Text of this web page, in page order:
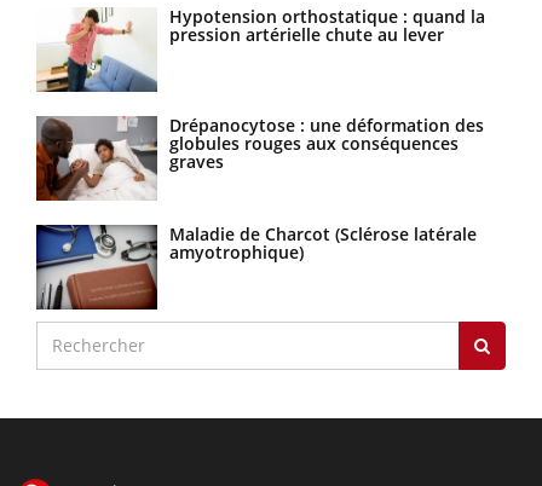
Hypotension orthostatique : quand la
pression artérielle chute au lever
Drépanocytose : une déformation des
globules rouges aux conséquences
graves
Maladie de Charcot (Sclérose latérale
amyotrophique)